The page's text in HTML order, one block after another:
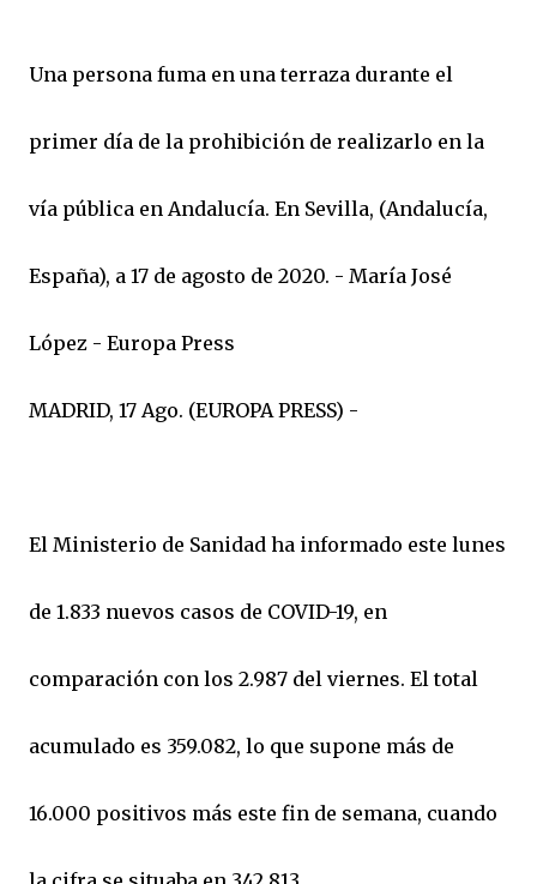
Una persona fuma en una terraza durante el
primer día de la prohibición de realizarlo en la
vía pública en Andalucía. En Sevilla, (Andalucía,
España), a 17 de agosto de 2020. - María José
López - Europa Press
MADRID, 17 Ago. (EUROPA PRESS) -
El Ministerio de Sanidad ha informado este lunes
de 1.833 nuevos casos de COVID-19, en
comparación con los 2.987 del viernes. El total
acumulado es 359.082, lo que supone más de
16.000 positivos más este fin de semana, cuando